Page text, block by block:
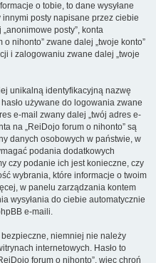
o tobie, to dane wysyłane
posty napisane przez ciebie
posty”, konta
nihonto” zwane dalej „twoje konto”
i zalogowaniu zwane dalej „twoje
unikalną identyfikacyjną nazwę
używane do logowania zwane
e-mail zwany dalej „twój adres e-
na „ReiDojo forum o nihonto” są
danych osobowych w państwie, w
podania dodatkowych
czy podanie ich jest konieczne, czy
wybrania, które informacje o twoim
w panelu zarządzania kontem
wysyłania do ciebie automatycznie
e-maili.
niemniej nie należy
internetowych. Hasło to
forum o nihonto”, więc chroń